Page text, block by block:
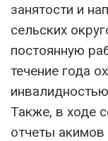
занятости и
сельских
постоянную
течение года
Также, в ходе
отчеты акимов